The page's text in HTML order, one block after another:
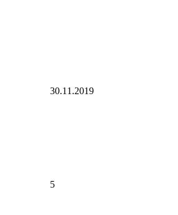
30.11.2019
5